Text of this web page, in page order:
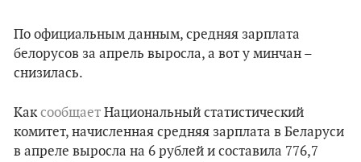
По официальным данным, средняя зарплата
белорусов за апрель выросла, а вот у минчан –
снизилась.
Каксообщает Национальный статистический
комитет, начисленная средняя зарплата в Беларуси
в апреле выросла на 6 рублей и составила 776,7